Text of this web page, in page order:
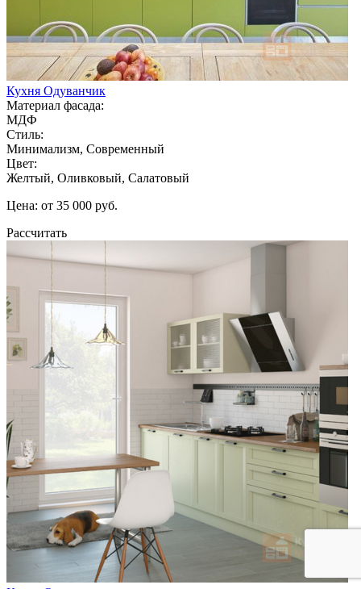
Кухня Одуванчик
Материал фасада:
МДФ
Стиль:
Минимализм, Современный
Цвет:
Желтый, Оливковый, Салатовый
Цена: от 35 000 руб.
Рассчитать